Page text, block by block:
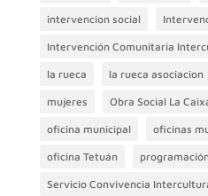
intervencion social
Intervención Comunitaria
la rueca la rueca asociacion
mujeres Obra Social La
oficina municipal oficinas
oficina Tetuán programación
Servicio Convivencia